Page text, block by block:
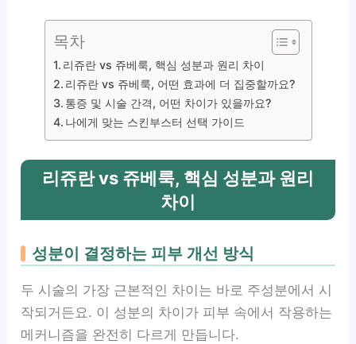
목차
리쥬란 vs 쥬베룩, 핵심 성분과 원리 차이
리쥬란 vs 쥬베룩, 어떤 효과에 더 집중할까요?
통증 및 시술 간격, 어떤 차이가 있을까요?
나에게 맞는 스킨부스터 선택 가이드
리쥬란 vs 쥬베룩, 핵심 성분과 원리
차이
성분이 결정하는 피부 개선 방식
두 시술의 가장 근본적인 차이는 바로 주성분에서 시
작되거든요. 이 성분의 차이가 피부 속에서 작용하는
메커니즘을 완전히 다르게 만듭니다.